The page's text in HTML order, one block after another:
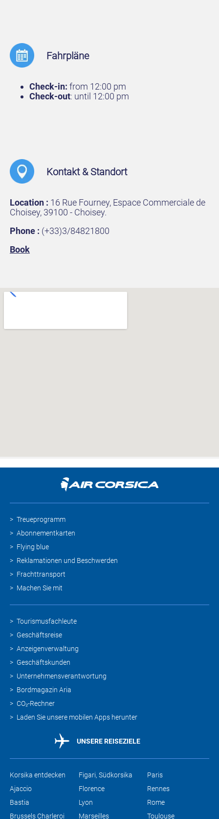
Fahrpläne
Check-in: from 12:00 pm
Check-out: until 12:00 pm
Kontakt & Standort
Location : 16 Rue Fourney, Espace Commerciale de
Choisey, 39100 - Choisey.
Phone : (+33)3/84821800
Book
Treueprogramm
Abonnementkarten
Flying blue
Reklamationen und Beschwerden
Frachttransport
Machen Sie mit
Tourismusfachleute
Geschäftsreise
Anzeigenverwaltung
Geschäftskunden
Unternehmensverantwortung
Bordmagazin Aria
CO₂-Rechner
Laden Sie unsere mobilen Apps herunter
UNSERE REISEZIELE
Korsika entdecken
Ajaccio
Bastia
Brussels Charleroi
Figari, Südkorsika
Florence
Lyon
Marseilles
Paris
Rennes
Rome
Toulouse